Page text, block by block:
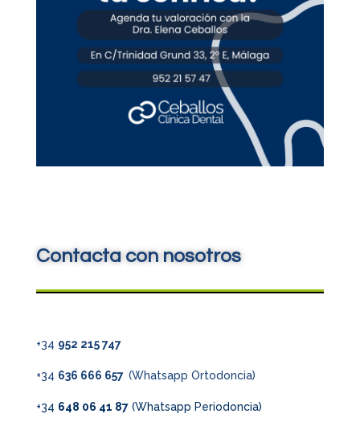
Contacta con nosotros
+34 952 215 747
+34 636 666 657 (Whatsapp Ortodoncia)
+34 648 06 41 87(Whatsapp Periodoncia)